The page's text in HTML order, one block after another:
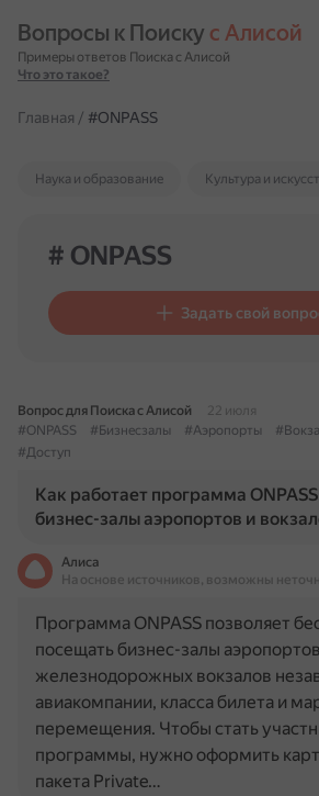
Вопросы к Поиску с Алисой
Примеры ответов Поиска с Алисой
Что это такое?
Главная / #ONPASS
Наука и образование Культура и
# ONPASS
Задать свой
Вопрос для Поиска с Алисой
22 июля
#ONPASS
#Бизнесзалы #Аэропорты
#Доступ
Как работает программа
бизнес-залы аэропортов и
Алиса
На основе источников, возможны
Программа ONPASS позволяет
посещать бизнес-залы
железнодорожных вокзалов
авиакомпании, класса билета и
перемещения. Чтобы стать
программы, нужно оформить
пакета Private…